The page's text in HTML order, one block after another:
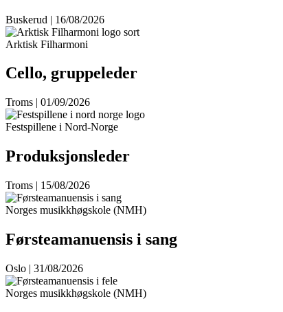
Buskerud | 16/08/2026
Arktisk Filharmoni
Cello, gruppeleder
Troms | 01/09/2026
Festspillene i Nord-Norge
Produksjonsleder
Troms | 15/08/2026
Norges musikkhøgskole (NMH)
Førsteamanuensis i sang
Oslo | 31/08/2026
Norges musikkhøgskole (NMH)